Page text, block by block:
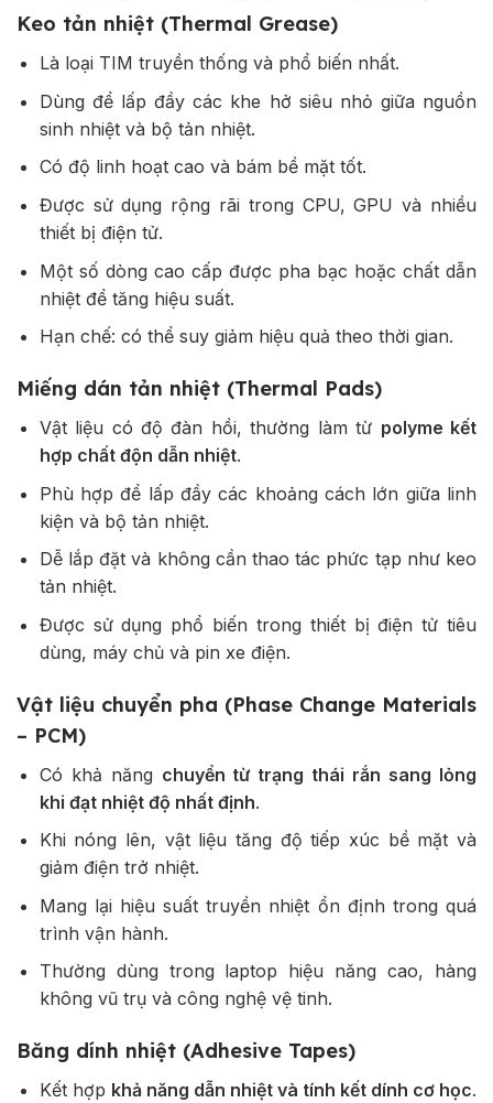
Keo tản nhiệt (Thermal Grease)
Là loại TIM truyền thống và phổ biến nhất.
Dùng để lấp đầy các khe hở siêu nhỏ giữa nguồn
sinh nhiệt và bộ tản nhiệt.
Có độ linh hoạt cao và bám bề mặt tốt.
Được sử dụng rộng rãi trong CPU, GPU và nhiều
thiết bị điện tử.
Một số dòng cao cấp được pha bạc hoặc chất dẫn
nhiệt để tăng hiệu suất.
Hạn chế: có thể suy giảm hiệu quả theo thời gian.
Miếng dán tản nhiệt (Thermal Pads)
Vật liệu có độ đàn hồi, thường làm từ polyme kết
hợp chất độn dẫn nhiệt.
Phù hợp để lấp đầy các khoảng cách lớn giữa linh
kiện và bộ tản nhiệt.
Dễ lắp đặt và không cần thao tác phức tạp như keo
tản nhiệt.
Được sử dụng phổ biến trong thiết bị điện tử tiêu
dùng, máy chủ và pin xe điện.
Vật liệu chuyển pha (Phase Change Materials
– PCM)
Có khả năng chuyển từ trạng thái rắn sang lỏng
khi đạt nhiệt độ nhất định.
Khi nóng lên, vật liệu tăng độ tiếp xúc bề mặt và
giảm điện trở nhiệt.
Mang lại hiệu suất truyền nhiệt ổn định trong quá
trình vận hành.
Thường dùng trong laptop hiệu năng cao, hàng
không vũ trụ và công nghệ vệ tinh.
Băng dính nhiệt (Adhesive Tapes)
Kết hợp khả năng dẫn nhiệt và tính kết dính cơ học.